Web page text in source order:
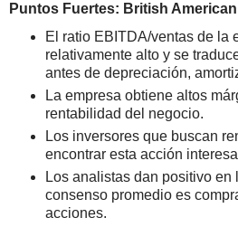
Puntos Fuertes: British
El ratio EBITDA/ventas de la
relativamente alto y se
antes de depreciación,
La empresa obtiene altos
rentabilidad del negocio.
Los inversores que buscan
encontrar esta acción
Los analistas dan positivo en
consenso promedio es
acciones.